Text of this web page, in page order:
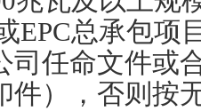
EPC总承包项
司任命文件或
件），否则按